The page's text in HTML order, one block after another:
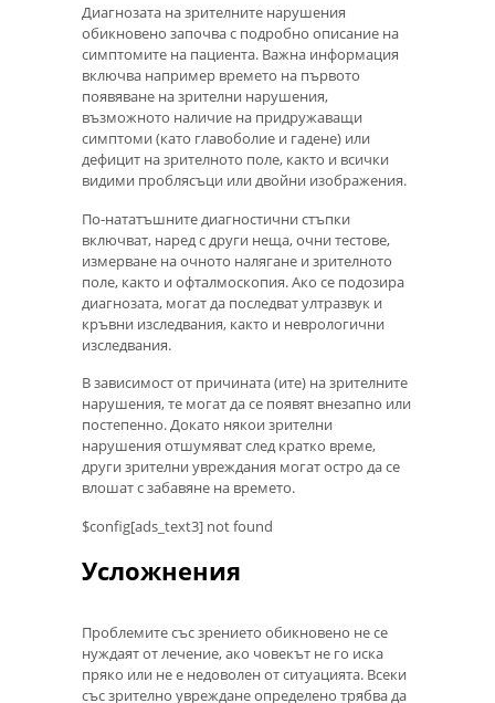
Диагнозата на зрителните нарушения
обикновено започва с подробно описание на
симптомите на пациента. Важна информация
включва например времето на първото
появяване на зрителни нарушения,
възможното наличие на придружаващи
симптоми (като главоболие и гадене) или
дефицит на зрителното поле, както и всички
видими проблясъци или двойни изображения.
По-нататъшните диагностични стъпки
включват, наред с други неща, очни тестове,
измерване на очното налягане и зрителното
поле, както и офталмоскопия. Ако се подозира
диагнозата, могат да последват ултразвук и
кръвни изследвания, както и неврологични
изследвания.
В зависимост от причината (ите) на зрителните
нарушения, те могат да се появят внезапно или
постепенно. Докато някои зрителни
нарушения отшумяват след кратко време,
други зрителни увреждания могат остро да се
влошат с забавяне на времето.
$config[ads_text3] not found
Усложнения
Проблемите със зрението обикновено не се
нуждаят от лечение, ако човекът не го иска
пряко или не е недоволен от ситуацията. Всеки
със зрително увреждане определено трябва да